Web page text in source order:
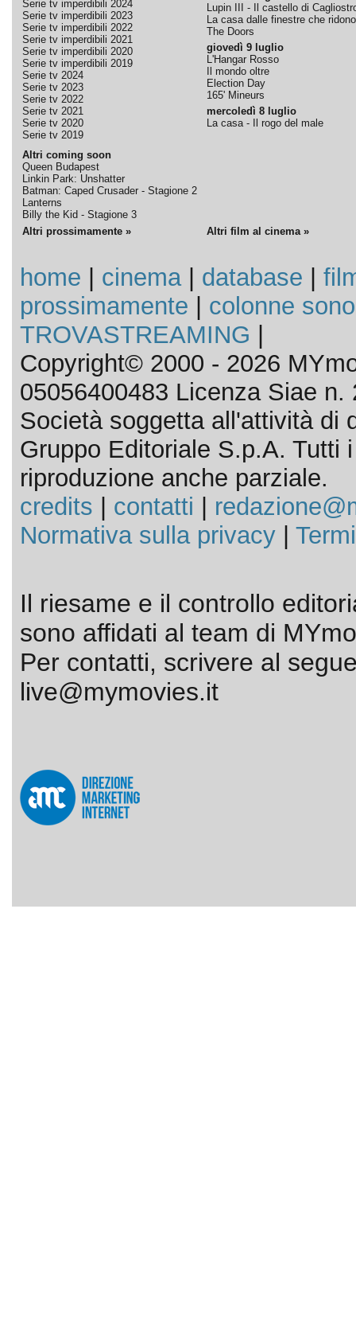
Serie tv imperdibili 2024
Serie tv imperdibili 2023
Serie tv imperdibili 2022
Serie tv imperdibili 2021
Serie tv imperdibili 2020
Serie tv imperdibili 2019
Serie tv 2024
Serie tv 2023
Serie tv 2022
Serie tv 2021
Serie tv 2020
Serie tv 2019
Altri coming soon
Queen Budapest
Linkin Park: Unshatter
Batman: Caped Crusader - Stagione 2
Lanterns
Billy the Kid - Stagione 3
Lupin III - Il castello di
La casa dalle finestre che ridono
The Doors
giovedì 9 luglio
L'Hangar Rosso
Il mondo oltre
Election Day
165' Mineurs
mercoledì 8 luglio
La casa - Il rogo del male
Altri prossimamente » Altri film al cinema »
home cinema| database
prossimamente
colonne
TROVASTREAMING
Copyright© 2000 - 2026
05056400483 Licenza Siae n.
Società soggetta all'attività di
Gruppo Editoriale S.p.A. Tutti
riproduzione anche parziale.
credits
contatti
Normativa sulla privacy|
Il riesame e il controllo
sono affidati al team di
Per contatti, scrivere al
live@mymovies.it